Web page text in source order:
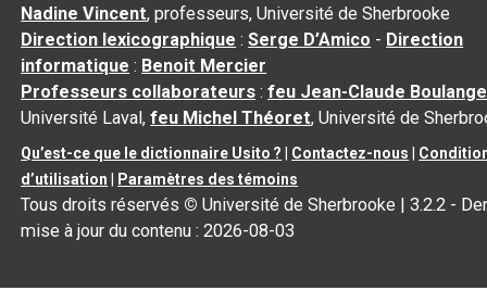
Nadine Vincent, professeurs, Université de Sherbrooke
Direction lexicographique :Serge D’Amico - Direction
informatique : Benoit Mercier
Professeurs collaborateurs :feu Jean-Claude
Université Laval,feu Michel Théoret, Université de
Qu’est-ce que le dictionnaire Usito ? Contactez-nous
d’utilisation
Paramètres des témoins
Tous droits réservés © Université de Sherbrooke |3.2.2 -
mise à jour du contenu :2026-08-03